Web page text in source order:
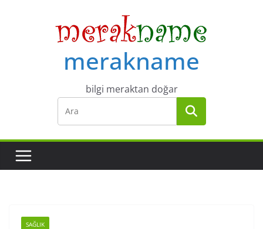
merakname
bilgi meraktan doğar
SAĞLIK